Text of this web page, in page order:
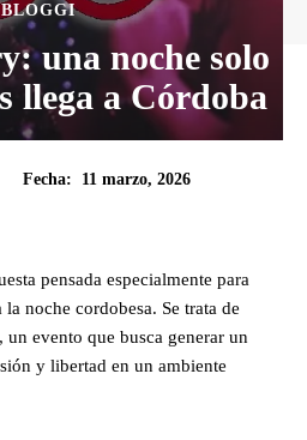
BLOGGI
una noche solo
llega a Córdoba
Fecha: 11 marzo, 2026
pensada especialmente para
la noche cordobesa. Se trata de
, un evento que busca generar un
y libertad en un ambiente